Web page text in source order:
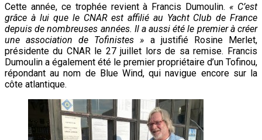
Cette année, ce trophéerevient à Francis Dumoulin.« C’est
grâce à lui que le CNAR est affilié au Yacht Club de France
depuis de nombreuses années. Il a aussi été le premier à créer
une association de Tofinistes » a justifié Rosine Merlet,
présidente du CNAR le 27 juillet lors de sa remise. Francis
Dumoulin a également été le premier propriétaire d’un Tofinou,
répondant au nom de Blue Wind, qui navigue encore sur la
côte atlantique.